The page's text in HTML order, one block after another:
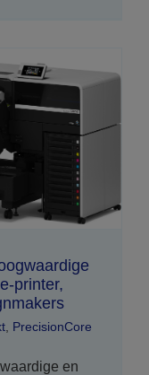
printer,
, PrecisionCore
en